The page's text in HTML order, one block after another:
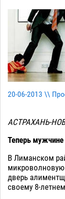
20-06-2013 \\
АСТРАХАНЬ-
Теперь
В Лиманском
дверь
своему 8-